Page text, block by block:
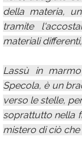
della materia,
tramite
materiali
Lassù in
Specola, è un
verso le stelle,
soprattutto nella
mistero di ciò